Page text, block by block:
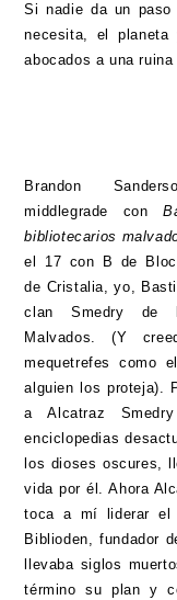
Si nadie da un paso
necesita, el
abocados a una
Brandon
middlegrade con
bibliotecarios
el 17 con B de
de Cristalia, yo,
clan Smedry de
Malvados. (Y
mequetrefes como
alguien los proteja).
a Alcatraz
enciclopedias
los dioses oscures,
vida por él. Ahora
toca a mí liderar el
Biblioden, fundador
llevaba siglos
término su plan y